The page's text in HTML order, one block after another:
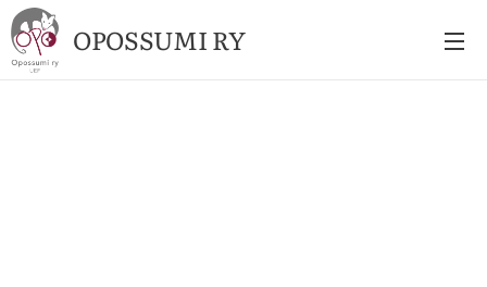
OPOSSUMI RY